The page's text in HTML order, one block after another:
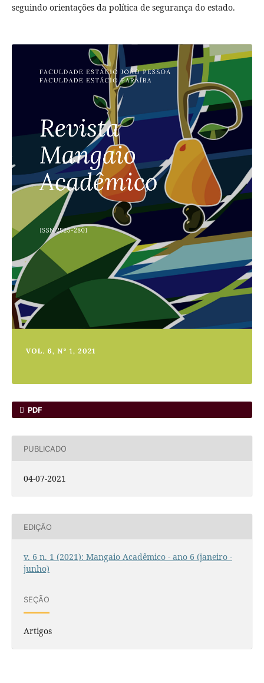
seguindo orientações da política de segurança do estado.
PDF
PUBLICADO
04-07-2021
EDIÇÃO
v. 6 n. 1 (2021): Mangaio Acadêmico - ano 6 (janeiro -
junho)
SEÇÃO
Artigos